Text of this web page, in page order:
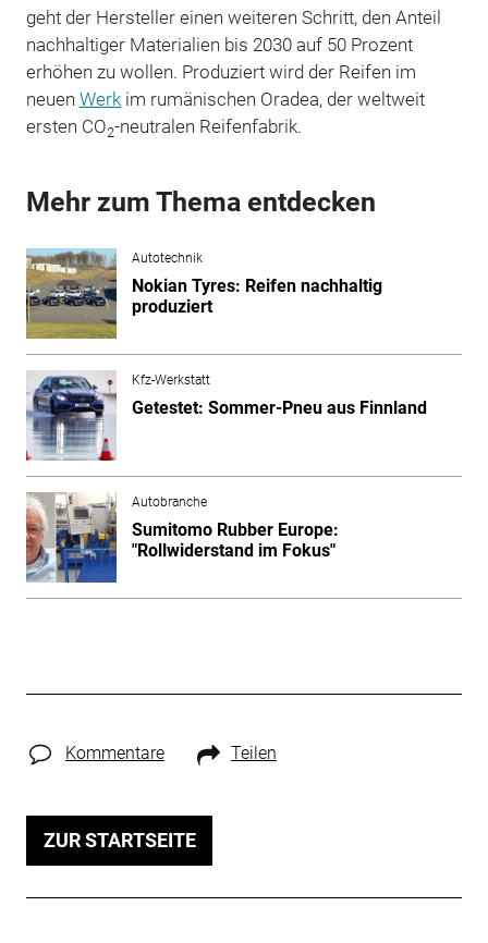
geht der Hersteller einen weiteren Schritt, den Anteil
nachhaltiger Materialien bis 2030 auf 50 Prozent
erhöhen zu wollen. Produziert wird der Reifen im
neuen Werkim rumänischen Oradea, der weltweit
ersten CO2-neutralen Reifenfabrik.
Mehr zum Thema entdecken
Autotechnik
Nokian Tyres: Reifen nachhaltig
produziert
Kfz-Werkstatt
Getestet: Sommer-Pneu aus Finnland
Autobranche
Sumitomo Rubber Europe:
"Rollwiderstand im Fokus"
Kommentare Teilen
ZUR STARTSEITE